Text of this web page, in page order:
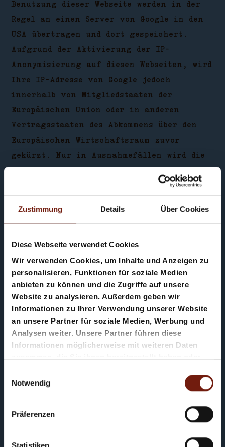
Zustimmung Details Über Cookies
Diese Webseite verwendet Cookies
Wir verwenden Cookies, um Inhalte und Anzeigen zu
personalisieren, Funktionen für soziale Medien
anbieten zu können und die Zugriffe auf unsere
Website zu analysieren. Außerdem geben wir
Informationen zu Ihrer Verwendung unserer Website
an unsere Partner für soziale Medien, Werbung und
Analysen weiter. Unsere Partner führen diese
Informationen möglicherweise mit weiteren Daten
gesammelt haben.
Notwendig
Präferenzen
Statistiken
Appartamento Ciasa
Teresa
Un rifugio autentico nel cuore di
Benutzung dieser Webseite werden in der
Regel an einen Server von Google in den
USA übertragen und dort gespeichert.
Aufgrund der Aktivierung der IP-
Anonymisierung auf diesen Webseiten, wird
Ihre IP-Adresse von Google jedoch
innerhalb von Mitgliedstaaten der
Europäischen Union oder in anderen
Vertragsstaaten des Abkommens über den
Europäischen Wirtschaftsraum zuvor
gekürzt. Nur in Ausnahmefällen wird die
Google in den USA übertragen und dort
auszuwerten, um Reports über die
Webseitenaktivitäten zusammenzustellen
und um weitere mit der Webseitennutzung
Dienstleistungen gegenüber dem
Webseitenbetreiber zu erbringen. Die im
Rahmen von Google Analytics von Ihrem
zusammengeführt.
durch eine entsprechende Einstellung
weisen Sie jedoch darauf hin, dass Sie in